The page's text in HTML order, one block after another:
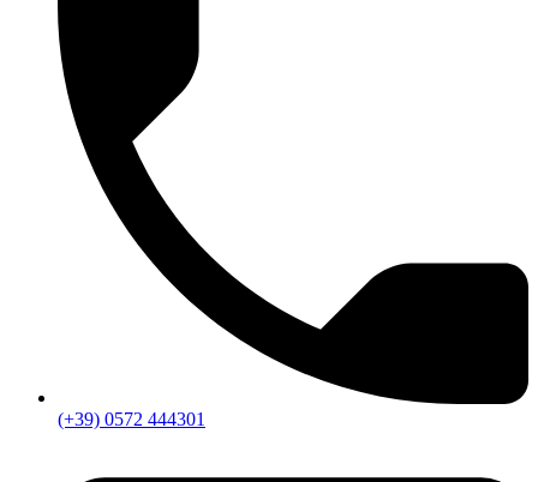
(+39) 0572 444301